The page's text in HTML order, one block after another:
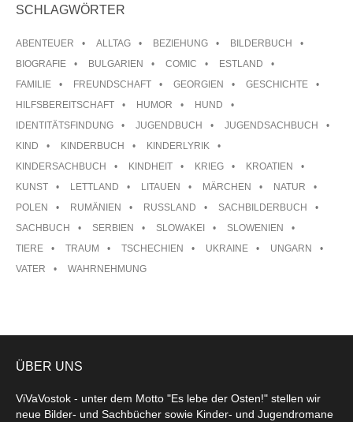
SCHLAGWÖRTER
ABENTEUER ALLTAG BEZIEHUNG
BILDERBUCH
BIOGRAFIE
BULGARIEN COMIC
ESTLAND
FAMILIE
FREUNDSCHAFT GEORGIEN
GESCHICHTE
HILFSBEREITSCHAFT
HUMOR
HUND
IDENTITÄTSFINDUNG
JUGENDBUCH
JUGENDSACHBUCH
KIND
KINDERBUCH
KINDERLYRIK
KINDERSACHBUCH
KINDHEIT KRIEG
KROATIEN
KUNST
LETTLAND LITAUEN MÄRCHEN
NATUR
POLEN
RUMÄNIEN RUSSLAND
SACHBILDERBUCH
SACHBUCH
SERBIEN SLOWAKEI
SLOWENIEN
TIERE
TRAUM TSCHECHIEN UKRAINE
UNGARN
VATER
WAHRNEHMUNG
ÜBER UNS
ViVaVostok - unter dem Motto "Es lebe der Osten!" stellen wir
neue Bilder- und Sachbücher sowie Kinder- und Jugendromane